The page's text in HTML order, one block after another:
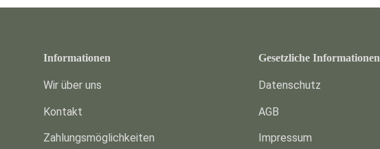
Informationen
Wir über uns
Kontakt
Zahlungsmöglichkeiten
Gesetzliche Informationen
Datenschutz
AGB
Impressum